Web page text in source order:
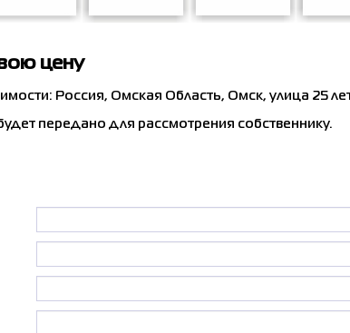
цену
Россия, Омская Область, Омск, улица 25 лет
передано для рассмотрения собственнику.